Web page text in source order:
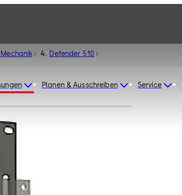
Planen & Ausschreiben Service
Defender 510